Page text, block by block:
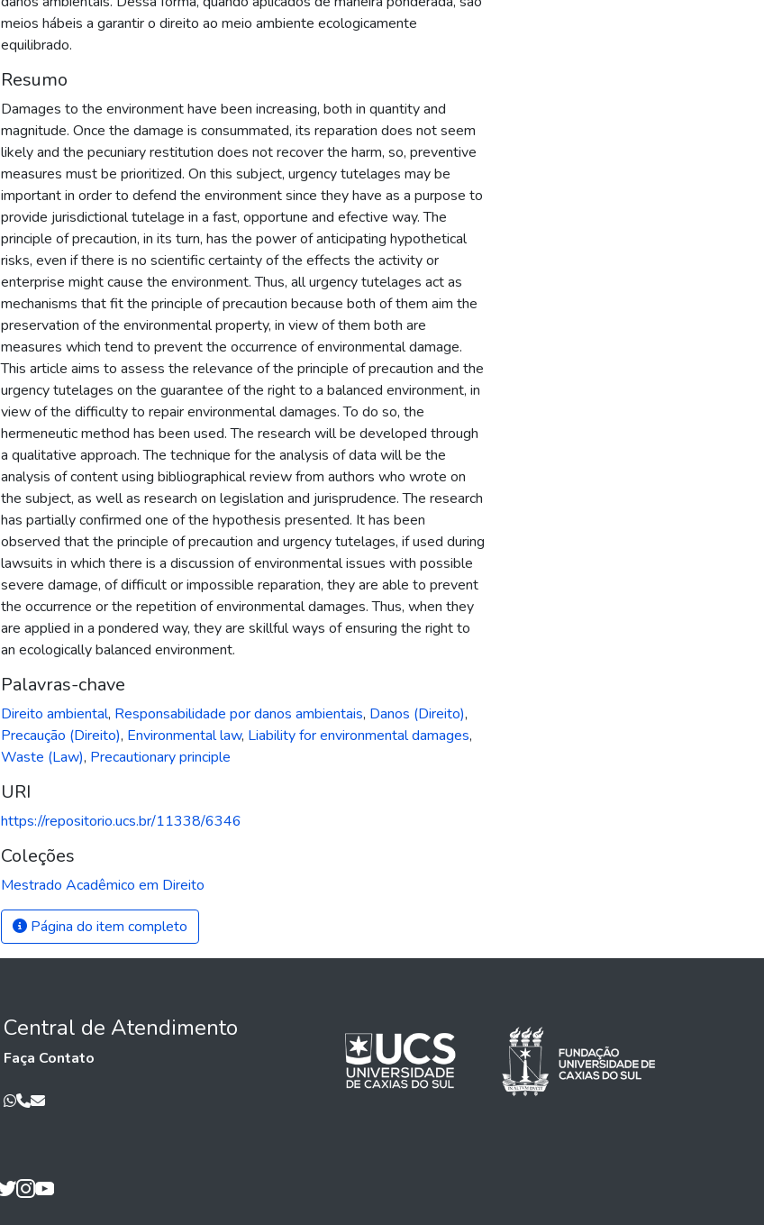
meios hábeis a garantir o direito ao meio ambiente ecologicamente
equilibrado.
Resumo
Damages to the environment have been increasing, both in quantity and
magnitude. Once the damage is consummated, its reparation does not seem
likely and the pecuniary restitution does not recover the harm, so, preventive
measures must be prioritized. On this subject, urgency tutelages may be
important in order to defend the environment since they have as a purpose to
provide jurisdictional tutelage in a fast, opportune and efective way. The
principle of precaution, in its turn, has the power of anticipating hypothetical
risks, even if there is no scientific certainty of the effects the activity or
enterprise might cause the environment. Thus, all urgency tutelages act as
mechanisms that fit the principle of precaution because both of them aim the
preservation of the environmental property, in view of them both are
measures which tend to prevent the occurrence of environmental damage.
This article aims to assess the relevance of the principle of precaution and the
urgency tutelages on the guarantee of the right to a balanced environment, in
view of the difficulty to repair environmental damages. To do so, the
hermeneutic method has been used. The research will be developed through
a qualitative approach. The technique for the analysis of data will be the
analysis of content using bibliographical review from authors who wrote on
the subject, as well as research on legislation and jurisprudence. The research
has partially confirmed one of the hypothesis presented. It has been
observed that the principle of precaution and urgency tutelages, if used during
lawsuits in which there is a discussion of environmental issues with possible
severe damage, of difficult or impossible reparation, they are able to prevent
the occurrence or the repetition of environmental damages. Thus, when they
are applied in a pondered way, they are skillful ways of ensuring the right to
an ecologically balanced environment.
Palavras-chave
Direito ambiental, Responsabilidade por danos ambientais, Danos (Direito),
Precaução (Direito), Environmental law, Liability for environmental damages,
Waste (Law), Precautionary principle
URI
https://repositorio.ucs.br/11338/6346
Coleções
Mestrado Acadêmico em Direito
Página do item completo
Central de Atendimento
Faça Contato